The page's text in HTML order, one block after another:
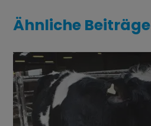
Ähnliche Beiträge